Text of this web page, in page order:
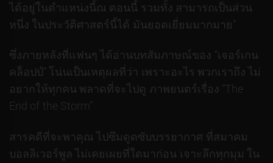
ได้อยู่ในตำแหน่งนี้ณ ตอนนี้ รวมทั้ง สามารถเป็นส่วน
หนึ่ง ในประวัติศาสตร์นี้ได้ มันยอดเยี่ยมมากมาย”
ซึ่งภายหลังที่แฟนๆ ได้อ่านบทสัมภาษณ์ของ “เจอร์เกน
คล็อปป์” โน่นเป็นเหตุผลที่ว่า เพราะอะไร พวกเราถึง ไม่
อยากให้ทุกคน พลาดที่จะไปดู ภาพยนตร์เรื่อง “The
End of the Storm”
สารคดีที่จะพาคุณ ไปซึมดูดซับบรรยากาศ ที่สมาคม
บอลลิเวอร์พูล ไม่เคยเผยที่ใดมาก่อน เจาะลึกทุกมุม ใน